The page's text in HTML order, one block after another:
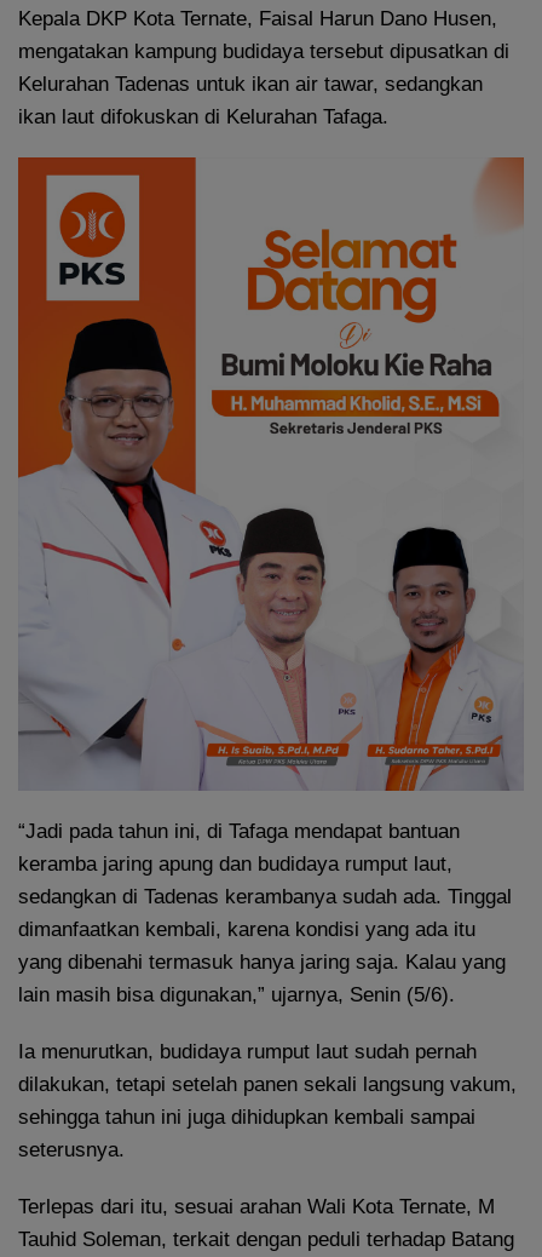
Kepala DKP Kota Ternate, Faisal Harun Dano Husen,
mengatakan kampung budidaya tersebut dipusatkan di
Kelurahan Tadenas untuk ikan air tawar, sedangkan
ikan laut difokuskan di Kelurahan Tafaga.
“Jadi pada tahun ini, di Tafaga mendapat bantuan
keramba jaring apung dan budidaya rumput laut,
sedangkan di Tadenas kerambanya sudah ada. Tinggal
dimanfaatkan kembali, karena kondisi yang ada itu
yang dibenahi termasuk hanya jaring saja. Kalau yang
lain masih bisa digunakan,” ujarnya, Senin (5/6).
Ia menurutkan, budidaya rumput laut sudah pernah
dilakukan, tetapi setelah panen sekali langsung vakum,
sehingga tahun ini juga dihidupkan kembali sampai
seterusnya.
Terlepas dari itu, sesuai arahan Wali Kota Ternate, M
Tauhid Soleman, terkait dengan peduli terhadap Batang